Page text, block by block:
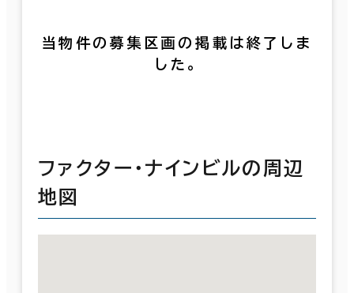
当物件の募集区画の掲載は終了しま
した。
ファクター・ナインビルの周辺
地図